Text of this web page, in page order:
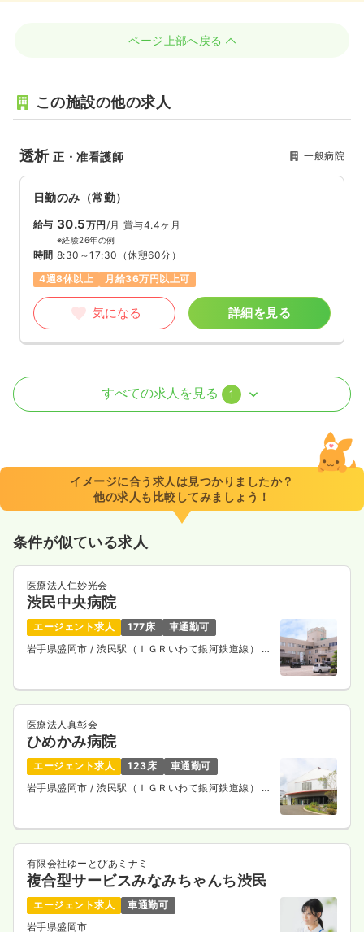
ページ上部へ戻る
この施設の他の求人
透析正・准看護師 一般病院
日勤のみ（常勤）
給与 30.5万円/月 賞与4.4ヶ月
※経験26年の例
時間 8:30～17:30 （休憩60分）
4週8休以上
月給36万円以上可
気になる 詳細を見る
外来
7:00～16:00
ブランク可
第二新卒可 月給31万円以上可
気になる
すべての求人を見る 1
イメージに合う求人は見つかりましたか？
他の求人も比較してみましょう！
条件が似ている求人
医療法人仁妙光会
渋民中央病院
エージェント求人 177床
車通勤可
岩手県盛岡市 / 渋民駅（ＩＧＲいわて銀河鉄道線） 徒
医療法人真彰会
ひめかみ病院
エージェント求人 123床
車通勤可
岩手県盛岡市 / 渋民駅（ＩＧＲいわて銀河鉄道線） 徒
有限会社ゆーとぴあミナミ
複合型サービスみなみちゃんち渋民
エージェント求人
車通勤可
岩手県盛岡市